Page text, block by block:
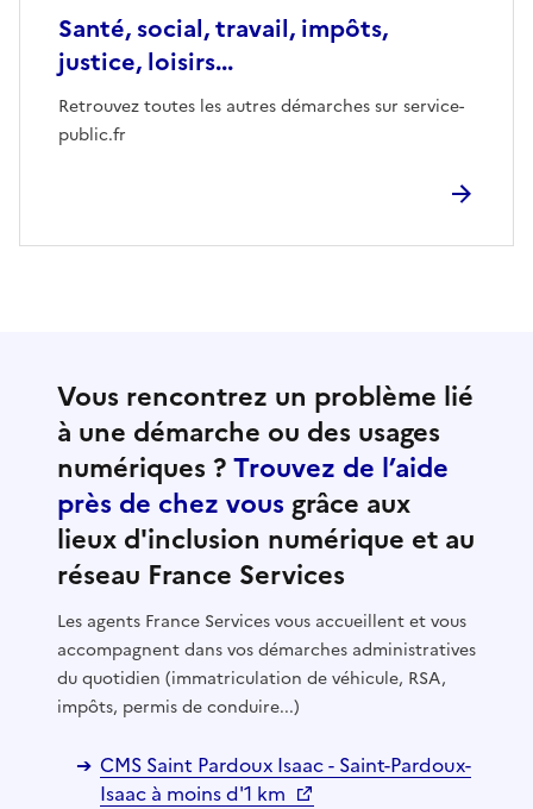
Santé, social, travail, impôts,
justice, loisirs...
Retrouvez toutes les autres démarches sur service-
public.fr
Vous rencontrez un problème lié
à une démarche ou des usages
numériques ?Trouvez de l’aide
près de chez vous grâce aux
lieux d'inclusion numérique et au
réseau France Services
Les agents France Services vous accueillent et vous
accompagnent dans vos démarches administratives
du quotidien (immatriculation de véhicule, RSA,
impôts, permis de conduire...)
CMS Saint Pardoux Isaac - Saint-Pardoux-
Isaac à moins d'1 km